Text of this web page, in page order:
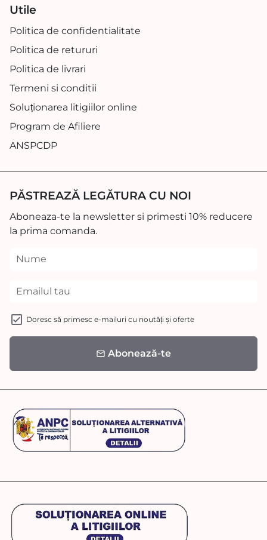
Utile
Politica de confidentialitate
Politica de retururi
Politica de livrari
Termeni si conditii
Soluționarea litigiilor online
Program de Afiliere
ANSPCDP
PĂSTREAZĂ LEGĂTURA CU NOI
Aboneaza-te la newsletter si primesti 10% reducere
la prima comanda.
Doresc să primesc e-mailuri cu noutăți și oferte
email Abonează-te